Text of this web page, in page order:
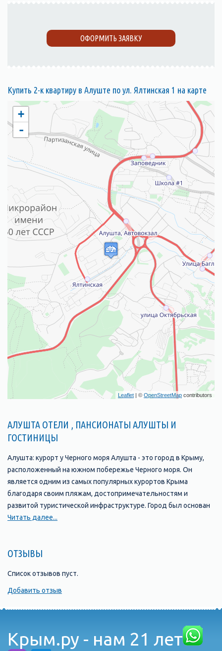
ОФОРМИТЬ ЗАЯВКУ
Купить 2-к квартиру в Алуште по ул. Ялтинская 1 на карте
+
-
Leaflet | © OpenStreetMap contributors
АЛУШТА ОТЕЛИ , ПАНСИОНАТЫ АЛУШТЫ И
ГОСТИНИЦЫ
Алушта: курорт у Черного моря Алушта - это город в Крыму,
расположенный на южном побережье Черного моря. Он
является одним из самых популярных курортов Крыма
благодаря своим пляжам, достопримечательностям и
развитой туристической инфраструктуре. Город был основан
в 1837 году и с тех пор стал одним из главных туристических
предлагают своим гостям комфортабельные номера и
достопримечательностей Алушты является ее набережная,
которая протянулась на несколько километров вдоль моря и
а также различные развлечения, такие как аттракционы,
водные горки и т.д. Кроме того, в Алуште есть множество
интересных мест, которые стоит посетить. Например, это
Читать далее...
ОТЗЫВЫ
Список отзывов пуст.
Добавить отзыв
Крым.ру - нам 21 лет